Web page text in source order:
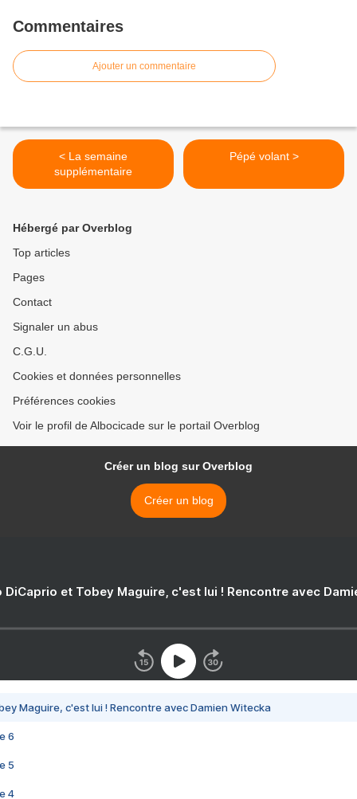
Commentaires
Ajouter un commentaire
< La semaine
supplémentaire
Pépé volant >
Hébergé par Overblog
Top articles
Pages
Contact
Signaler un abus
C.G.U.
Cookies et données personnelles
Préférences cookies
Voir le profil de Albocicade sur le portail Overblog
Créer un blog sur Overblog
Créer un blog
DiCaprio et Tobey Maguire, c'est lui ! Rencontre avec
Maguire, c'est lui ! Rencontre avec Damien Witecka
6
5
4